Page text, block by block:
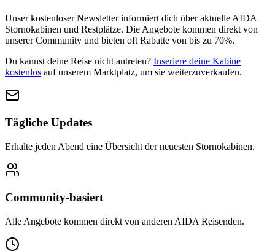
Unser kostenloser Newsletter informiert dich über aktuelle AIDA
Stornokabinen und Restplätze. Die Angebote kommen direkt von
unserer Community und bieten oft Rabatte von bis zu 70%.
Du kannst deine Reise nicht antreten? Inseriere deine Kabine
kostenlos auf unserem Marktplatz, um sie weiterzuverkaufen.
Tägliche Updates
Erhalte jeden Abend eine Übersicht der neuesten Stornokabinen.
Community-basiert
Alle Angebote kommen direkt von anderen AIDA Reisenden.